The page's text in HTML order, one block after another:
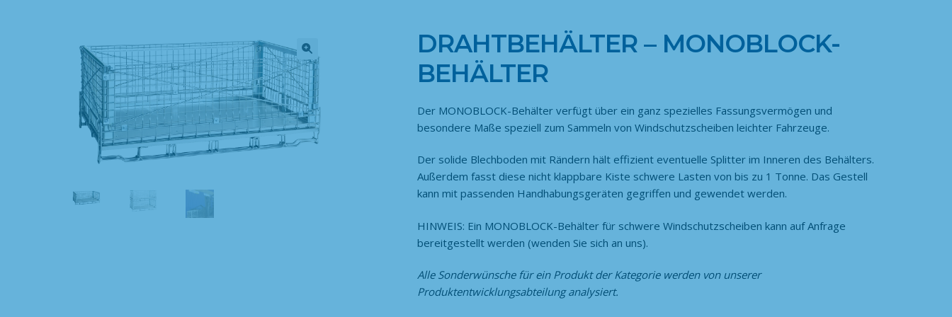
DRAHTBEHÄLTER – MONOBLOCK-
BEHÄLTER
Der MONOBLOCK-Behälter verfügt über ein ganz spezielles Fassungsvermögen und
besondere Maße speziell zum Sammeln von Windschutzscheiben leichter Fahrzeuge.
Der solide Blechboden mit Rändern hält effizient eventuelle Splitter im Inneren des Behälters.
Außerdem fasst diese nicht klappbare Kiste schwere Lasten von bis zu 1 Tonne. Das Gestell
kann mit passenden Handhabungsgeräten gegriffen und gewendet werden.
HINWEIS: Ein MONOBLOCK-Behälter für schwere Windschutzscheiben kann auf Anfrage
bereitgestellt werden (wenden Sie sich an uns).
Alle Sonderwünsche für ein Produkt der Kategoriewerden von unserer
Produktentwicklungsabteilung analysiert.